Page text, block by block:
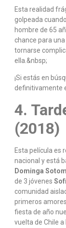
Esta realidad
golpeada
hombre de 65
chance para
tornarse
ella.&nbsp;
¡Si estás en
definitivamente
4.
(2018)
Esta película es
nacional y está
Dominga
de 3 jóvenes
comunidad
primeros
fiesta de año
vuelta de Chile